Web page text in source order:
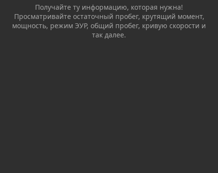
Получайте ту информацию, которая нужна!
Просматривайте остаточный пробег, крутящий момент,
мощность, режим ЭУР, общий пробег, кривую скорости и
так далее.